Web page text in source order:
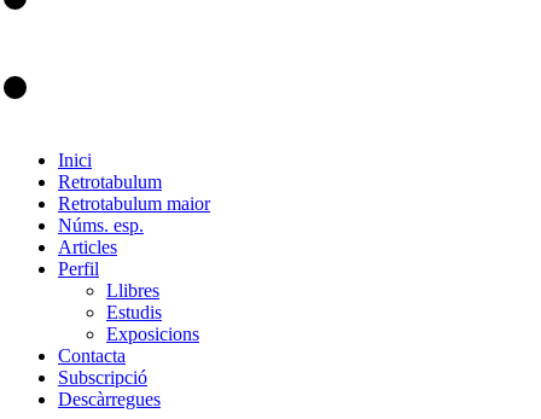
Inici
Retrotabulum
Retrotabulum maior
Núms. esp.
Articles
Perfil
Llibres
Estudis
Exposicions
Contacta
Subscripció
Descàrregues